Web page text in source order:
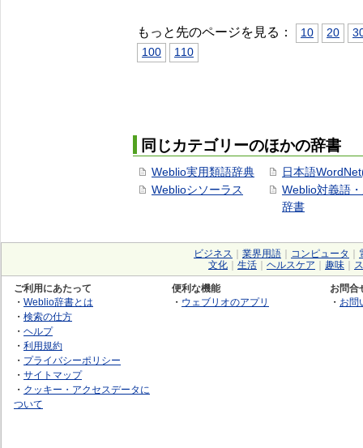
もっと先のページを見る： 10 20
100
110
同じカテゴリーのほかの辞書
Weblio実用類語辞典
Weblioシソーラス
日本語
Weblio対義語
辞書
ビジネス 業界用語 コンピュータ
文化
生活 ヘルスケア 趣味
ご利用にあたって
・ Weblio辞書とは
・ 検索の仕方
・ ヘルプ
・ 利用規約
・ プライバシーポリシー
・ サイトマップ
・ クッキー・アクセスデータに
ついて
便利な機能
・ ウェブリオのアプリ
お問合
・ お問